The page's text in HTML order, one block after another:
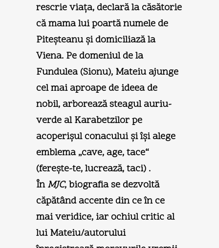
rescrie viaţa, declară la căsătorie
că mama lui poartă numele de
Piteşteanu şi domiciliază la
Viena. Pe domeniul de la
Fundulea (Sionu), Mateiu ajunge
cel mai aproape de ideea de
nobil, arborează steagul auriu-
verde al Karabetzilor pe
acoperişul conacului şi îşi alege
emblema „cave, age, tace“
(fereşte-te, lucrează, taci) .
ÎnMJC, biografia se dezvoltă
căpătând accente din ce în ce
mai veridice, iar ochiul critic al
lui Mateiu/autorului